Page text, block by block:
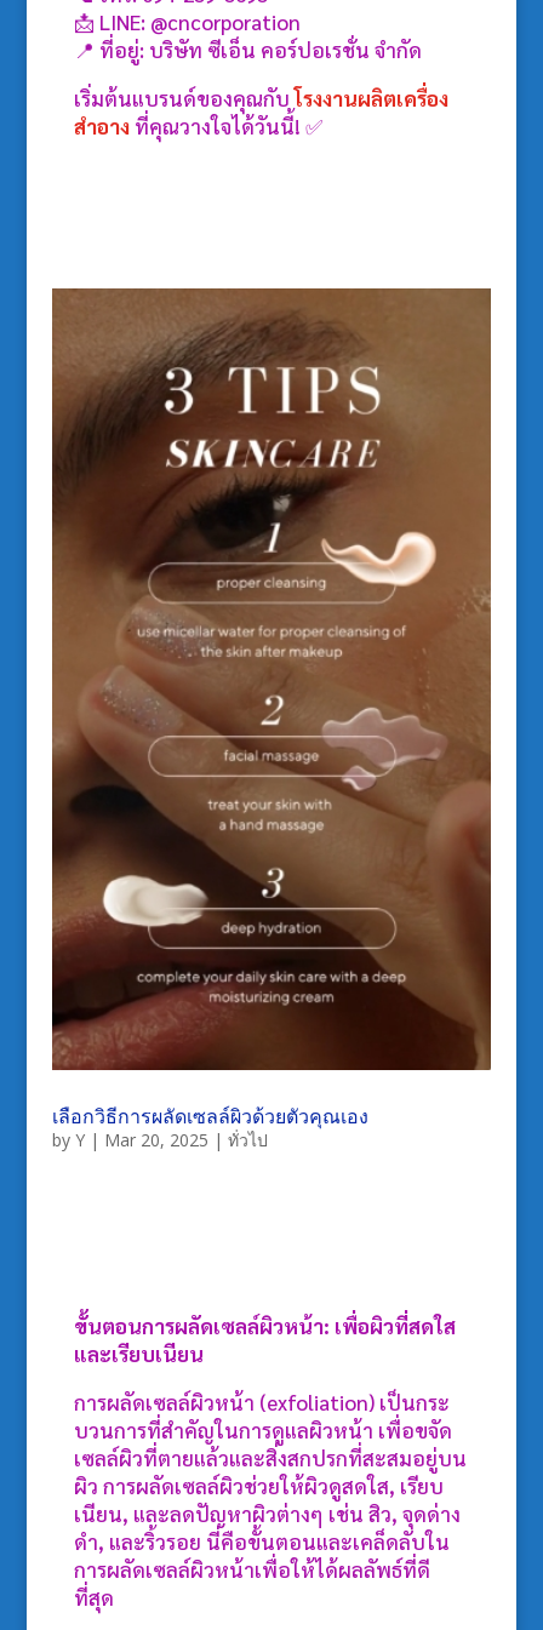
📩 LINE: @cncorporation
📍 ที่อยู่: บริษัท ซีเอ็น คอร์ปอเรชั่น จำกัด
เริ่มต้นแบรนด์ของคุณกับโรงงานผลิตเครื่อง
สำอางที่คุณวางใจได้วันนี้! ✅
เลือกวิธีการผลัดเซลล์ผิวด้วยตัวคุณเอง
by Y| Mar 20, 2025 | ทั่วไป
ขั้นตอนการผลัดเซลล์ผิวหน้า: เพื่อผิวที่สดใส
และเรียบเนียน
การผลัดเซลล์ผิวหน้า (exfoliation) เป็นกระ
บวนการที่สำคัญในการดูแลผิวหน้า เพื่อขจัด
เซลล์ผิวที่ตายแล้วและสิ่งสกปรกที่สะสมอยู่บน
ผิว การผลัดเซลล์ผิวช่วยให้ผิวดูสดใส, เรียบ
เนียน, และลดปัญหาผิวต่างๆ เช่น สิว, จุดด่าง
ดำ, และริ้วรอย นี่คือขั้นตอนและเคล็ดลับใน
การผลัดเซลล์ผิวหน้าเพื่อให้ได้ผลลัพธ์ที่ดี
ที่สุด